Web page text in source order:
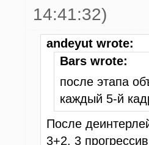
14:41:32)
andeyut wrote:
Bars wrote:
после этапа
каждый 5-й
После
3+2. 3